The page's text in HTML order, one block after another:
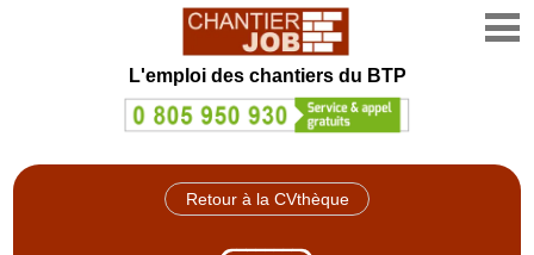
L'emploi des chantiers du BTP
Retour à la CVthèque